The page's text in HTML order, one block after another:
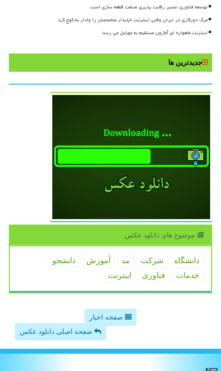
توسعه فناوری، مسیر رقابت پذیری صنعت قطعه سازی است
مرگ دورکاری در ایران وقتی اینترنت ناپایدار متخصصان را وادار به کوچ کرد
اینترنت ماهواره ای آمازون مستقیم به موبایل می رسد
جدیدترین ها
موضوع های دانلود عكس
دانشگاه شركت مد آموزش
دانشجو
خدمات
فناوری اینترنت
صفحه اخبار
صفحه اصلی دانلود عکس